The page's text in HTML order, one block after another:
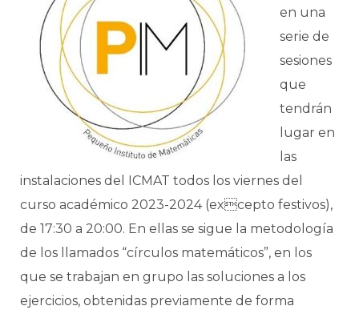
en una
serie de
sesiones
que
tendrán
lugar en
las
instalaciones del ICMAT todos los viernes del
curso académico 2023-2024 (excepto festivos),
de 17:30 a 20:00. En ellas se sigue la metodología
de los llamados “círculos matemáticos”, en los
que se trabajan en grupo las soluciones a los
ejercicios, obtenidas previamente de forma